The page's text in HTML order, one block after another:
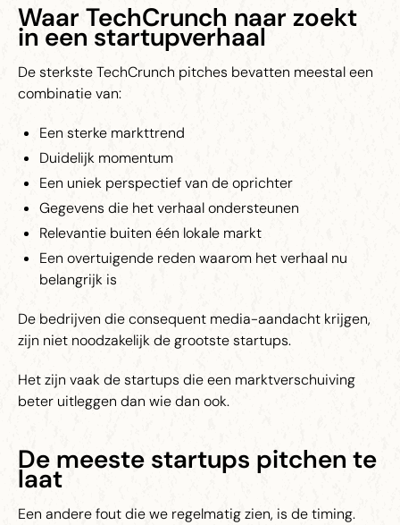
Waar TechCrunch naar zoekt
in een startupverhaal
De sterkste TechCrunch pitches bevatten meestal een
combinatie van:
Een sterke markttrend
Duidelijk momentum
Een uniek perspectief van de oprichter
Gegevens die het verhaal ondersteunen
Relevantie buiten één lokale markt
Een overtuigende reden waarom het verhaal nu
belangrijk is
De bedrijven die consequent media-aandacht krijgen,
zijn niet noodzakelijk de grootste startups.
Het zijn vaak de startups die een marktverschuiving
beter uitleggen dan wie dan ook.
De meeste startups pitchen te
laat
Een andere fout die we regelmatig zien, is de timing.